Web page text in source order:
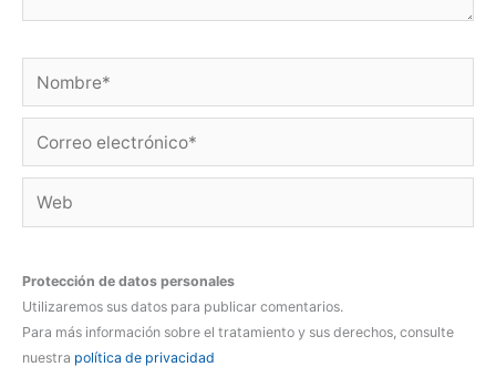
Nombre*
Correo
electrónico*
Web
Protección de datos personales
Utilizaremos sus datos para publicar comentarios.
Para más información sobre el tratamiento y sus derechos, consulte
nuestra política de privacidad